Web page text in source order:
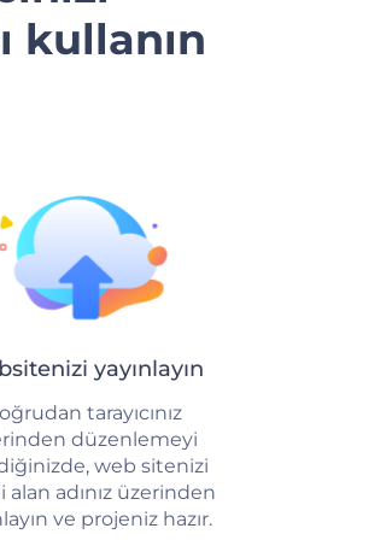
kullanın
yayınlayın
tarayıcınız
düzenlemeyi
web sitenizi
alan adınız üzerinden
ve projeniz hazır.